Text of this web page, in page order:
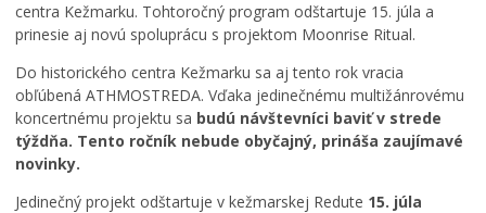
Ročný prehľad
centra Kežmarku. Tohtoročný program odštartuje 15. júla a
prinesie aj novú spoluprácu s projektom Moonrise Ritual.
Do historického centra Kežmarku sa aj tento rok vracia
obľúbená ATHMOSTREDA. Vďaka jedinečnému multižánrovému
koncertnému projektu sa budú návštevníci baviť v strede
týždňa. Tento ročník nebude obyčajný, prináša zaujímavé
novinky.
Jedinečný projekt odštartuje v kežmarskej Redute 15. júla